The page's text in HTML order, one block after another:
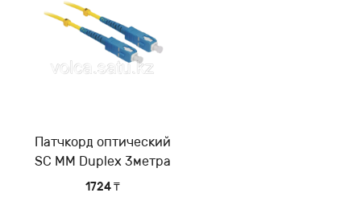
Патчкорд оптический
SC MM Duplex 3метра
1724 ₸